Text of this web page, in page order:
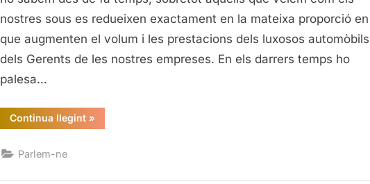
del
juliol,
nostres sous es redueixen exactament en la mateixa proporció en
que augmenten el volum i les prestacions dels luxosos automòbils
dels Gerents de les nostres empreses. En els darrers temps ho
palesa…
Continua llegint“A
la
»
Parlem-ne